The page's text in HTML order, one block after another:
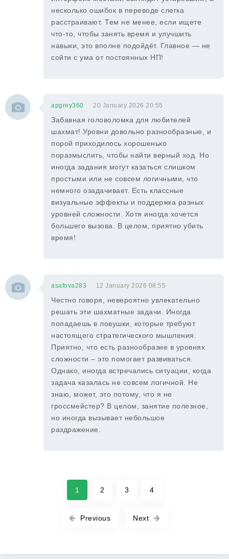
несколько ошибок в переводе слегка
расстраивают. Тем не менее, если ищете
что-то, чтобы занять время и улучшить
навыки, это вполне подойдёт. Главное — не
сойти с ума от постоянных НП!
apgrey360 20 January 2026 20:55
Забавная головоломка для любителей
шахмат! Уровни довольно разнообразные, и
порой приходилось хорошенько
поразмыслить, чтобы найти верный ход. Но
иногда задания могут казаться слишком
простыми или не совсем логичными, что
немного озадачивает. Есть классные
визуальные эффекты и поддержка разных
уровней сложности. Хотя иногда хочется
большего вызова. В целом, приятно убить
время!
asafova283 12 January 2026 08:55
Честно говоря, невероятно увлекательно
решать эти шахматные задачи. Иногда
попадаешь в ловушки, которые требуют
настоящего стратегического мышления.
Приятно, что есть разнообразие в уровнях
сложности – это помогает развиваться.
Однако, иногда встречались ситуации, когда
задача казалась не совсем логичной. Не
знаю, может, это потому, что я не
гроссмейстер? В целом, занятие полезное,
но иногда вызывает небольшое
раздражение.
Previous
1 2 3 4
Next